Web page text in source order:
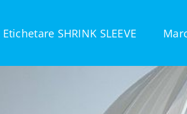
Etichetare SHRINK SLEEVE